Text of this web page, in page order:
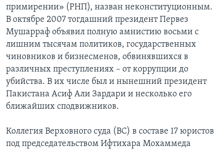
ДЕТАЛИ
НЬЮ-ЙОРК NEW YORK
АМЕРИКА. БОЛЬШОЕ ПУТЕШЕСТВИЕ
АМЕРИКАНСКИЕ ГОРОДКИ
ТЕСТЫ
УЧИМ АНГЛИЙСКИЙ
ВИДЕО
ПОДПИСКА НА НОВОСТИ
Learning English
СОЦИАЛЬНЫЕ СЕТИ
Языки
примирении» (РНП), назван неконституционным.
В октябре 2007 тогдашний президент Первез
Мушарраф объявил полную амнистию восьми с
лишним тысячам политиков, государственных
чиновников и бизнесменов, обвинявшихся в
различных преступлениях – от коррупции до
убийства. В их числе был и нынешний президент
Пакистана Асиф Али Зардари и несколько его
ближайших сподвижников.
Коллегия Верховного суда (ВС) в составе 17 юристов
под председательством Ифтихара Мохаммеда